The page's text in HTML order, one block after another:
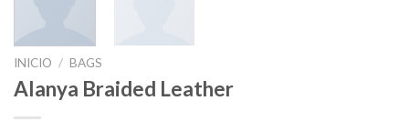
INICIO / BAGS
Alanya Braided Leather